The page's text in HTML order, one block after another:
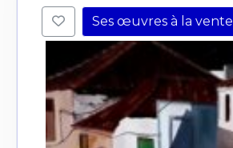
Ses œuvres à la vente